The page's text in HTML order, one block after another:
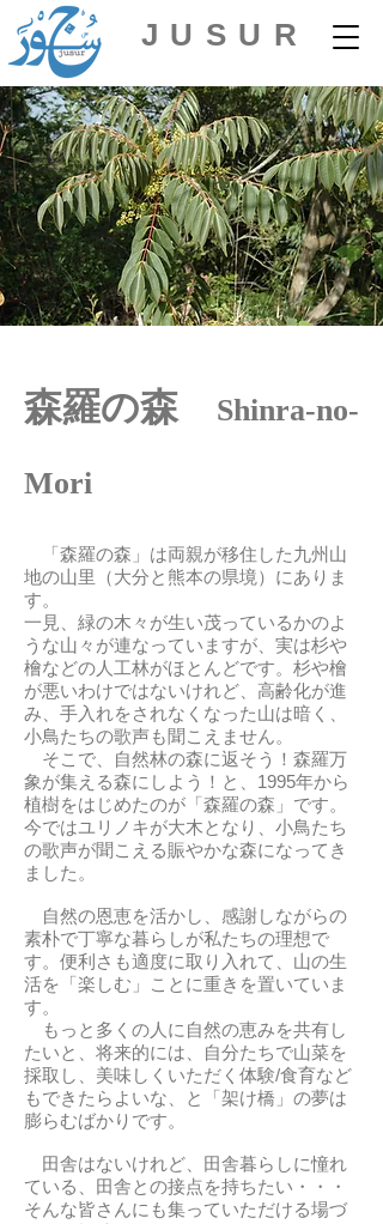
JUSUR
​森羅の森
Shinra-no-
Mori
「森羅の森」は両親が移住した九州山
地の山里（大分と熊本の県境）にありま
す。
一見、緑の木々が生い茂っているかのよ
うな山々が連なっていますが、実は杉や
檜などの人工林がほとんどです。杉や檜
が悪いわけではないけれど、高齢化が進
み、手入れをされなくなった山は暗く、
小鳥たちの歌声も聞こえません。
そこで、自然林の森に返そう！森羅万
象が集える森にしよう！と、1995年から
植樹をはじめたのが「森羅の森」です。
今ではユリノキが大木となり、小鳥たち
の歌声が聞こえる賑やかな森になってき
ました。
自然の恩恵を活かし、感謝しながらの
素朴で丁寧な暮らしが私たちの理想で
す。便利さも適度に取り入れて、山の生
活を「楽しむ」ことに重きを置いていま
す。
もっと多くの人に自然の恵みを共有し
たいと、将来的には、自分たちで山菜を
採取し、美味しくいただく体験/食育など
もできたらよいな、と「架け橋」の夢は
膨らむばかりです。
田舎はないけれど、田舎暮らしに憧れ
ている、田舎との接点を持ちたい・・・
そんな皆さんにも集っていただける場づ